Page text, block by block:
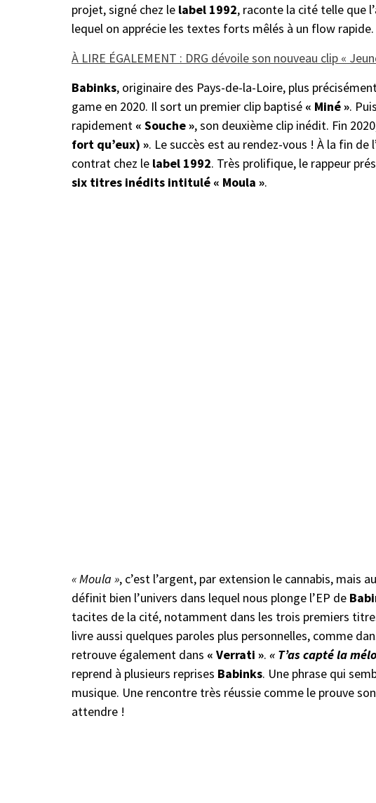
projet, signé chez le label 1992, raconte la cité telle que
lequel on apprécie les textes forts mêlés à un flow rapide.
À LIRE ÉGALEMENT : DRG dévoile son nouveau clip «
Babinks, originaire des Pays-de-la-Loire, plus
game en 2020. Il sort un premier clip baptisé « Miné ».
rapidement « Souche », son deuxième clip inédit. Fin
fort qu’eux) ». Le succès est au rendez-vous ! À la fin de
contrat chez le label 1992. Très prolifique, le rappeur
six titres inédits intitulé « Moula ».
« Moula », c’est l’argent, par extension le cannabis, mais
définit bien l’univers dans lequel nous plonge l’EP de
tacites de la cité, notamment dans les trois premiers
livre aussi quelques paroles plus personnelles, comme
retrouve également dans « Verrati ». « T’as capté la
reprend à plusieurs reprises Babinks. Une phrase qui
musique. Une rencontre très réussie comme le prouve
attendre !